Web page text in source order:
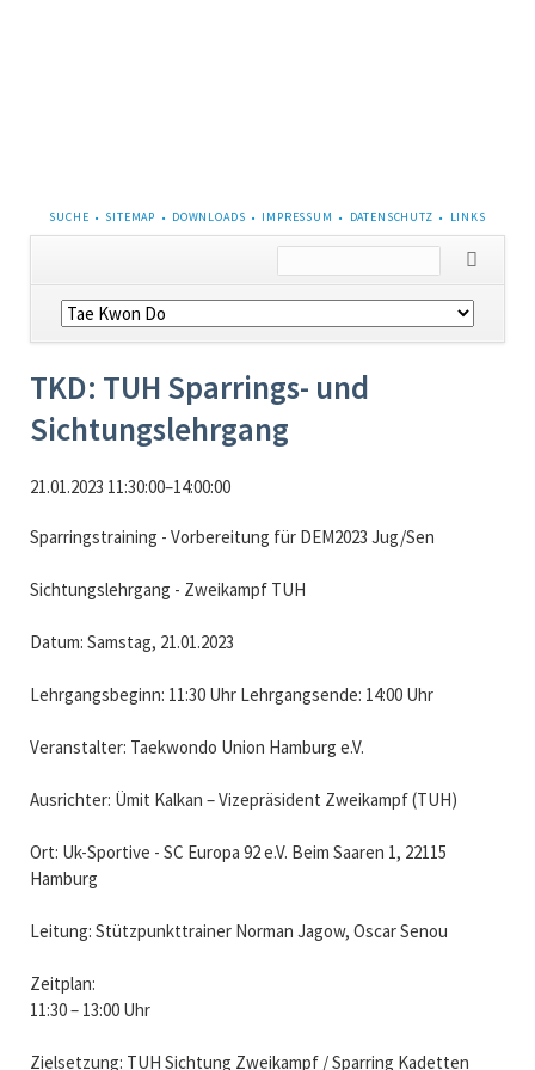
NAVIGATION
ÜBERSPRINGEN
SUCHE SITEMAP DOWNLOADS IMPRESSUM DATENSCHUTZ LINKS
Navigation
überspringen
TKD: TUH Sparrings- und
Sichtungslehrgang
21.01.2023 11:30:00–14:00:00
Sparringstraining - Vorbereitung für DEM2023 Jug/Sen
Sichtungslehrgang - Zweikampf TUH
Datum: Samstag, 21.01.2023
Lehrgangsbeginn: 11:30 Uhr Lehrgangsende: 14:00 Uhr
Veranstalter: Taekwondo Union Hamburg e.V.
Ausrichter: Ümit Kalkan – Vizepräsident Zweikampf (TUH)
Ort: Uk-Sportive - SC Europa 92 e.V. Beim Saaren 1, 22115
Hamburg
Leitung: Stützpunkttrainer Norman Jagow, Oscar Senou
Zeitplan:
11:30 – 13:00 Uhr
Zielsetzung: TUH Sichtung Zweikampf / Sparring Kadetten